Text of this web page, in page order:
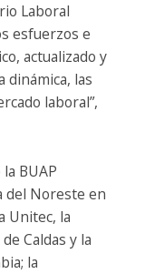
Laboral
esfuerzos e
actualizado y
las
laboral”,
BUAP
del Noreste en
Unitec, la
Caldas y la
la